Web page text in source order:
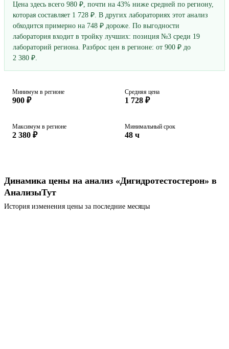
Цена здесь всего 980 ₽, почти на 43% ниже средней по региону,
которая составляет 1 728 ₽. В других лабораториях этот анализ
обходится примерно на 748 ₽ дороже. По выгодности
лаборатория входит в тройку лучших: позиция №3 среди 19
лабораторий региона. Разброс цен в регионе: от 900 ₽ до
2 380 ₽.
Минимум в регионе
900 ₽
Средняя цена
1 728 ₽
Максимум в регионе
2 380 ₽
Минимальный срок
48 ч
Динамика цены на анализ «Дигидротестостерон» в
АнализыТут
История изменения цены за последние месяцы